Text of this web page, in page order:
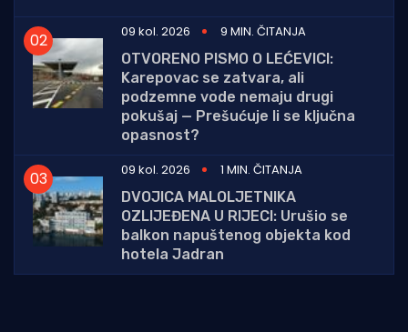
09 kol. 2026
9 MIN. ČITANJA
OTVORENO PISMO O LEĆEVICI:
Karepovac se zatvara, ali
podzemne vode nemaju drugi
pokušaj — Prešućuje li se ključna
opasnost?
09 kol. 2026
1 MIN. ČITANJA
DVOJICA MALOLJETNIKA
OZLIJEĐENA U RIJECI: Urušio se
balkon napuštenog objekta kod
hotela Jadran